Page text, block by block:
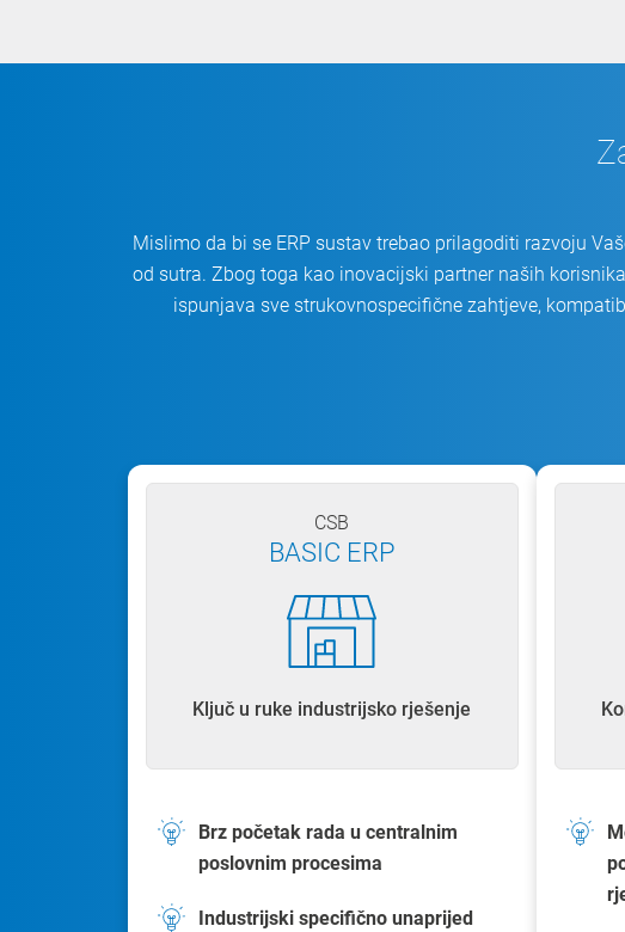
Mislimo da bi se ERP sustav trebao prilagoditi razvoju
od sutra. Zbog toga kao inovacijski partner naših korisnika
ispunjava sve strukovnospecifične zahtjeve,
CSB
BASIC ERP
Ključ u ruke industrijsko rješenje
Brz početak rada u centralnim
poslovnim procesima
Industrijski specifično unaprijed